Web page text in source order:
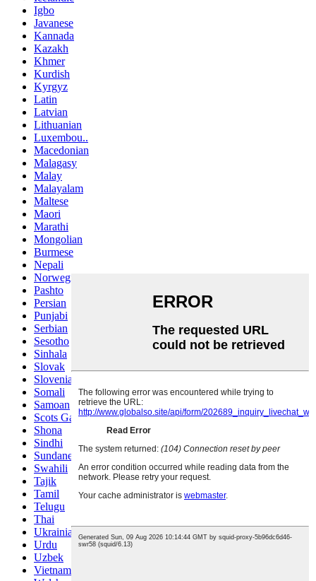
Igbo
Javanese
Kannada
Kazakh
Khmer
Kurdish
Kyrgyz
Latin
Latvian
Lithuanian
Luxembou..
Macedonian
Malagasy
Malay
Malayalam
Maltese
Maori
Marathi
Mongolian
Burmese
Nepali
Norwegian
Pashto
Persian
Punjabi
Serbian
Sesotho
Sinhala
Slovak
Slovenian
Somali
Samoan
Scots Gaelic
Shona
Sindhi
Sundanese
Swahili
Tajik
Tamil
Telugu
Thai
Ukrainian
Urdu
Uzbek
Vietnamese